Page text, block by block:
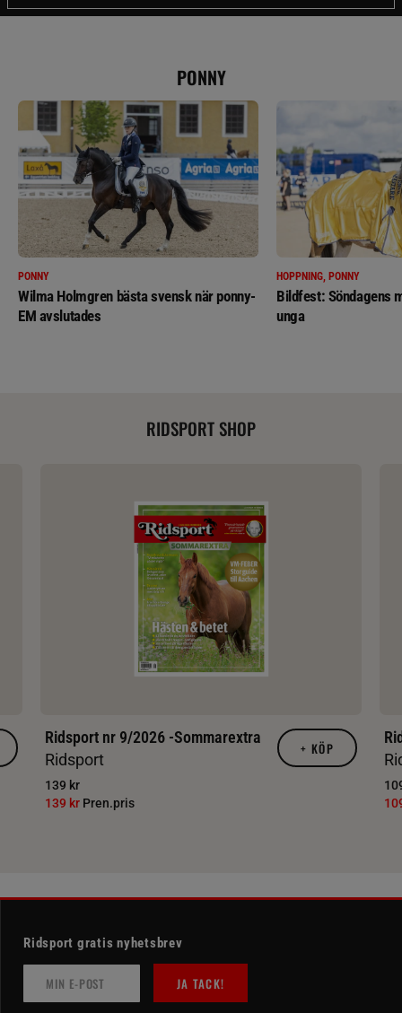
PONNY
PONNY
Wilma Holmgren bästa svensk när ponny-
EM avslutades
HOPPNING, PONNY
Bildfest: Söndagens
unga
RIDSPORT SHOP
Ridsport nr 9/2026 -Sommarextra
Ridsport
139 kr
139 kr Pren.pris
+ KÖP
Ridsport gratis nyhetsbrev
JA TACK!